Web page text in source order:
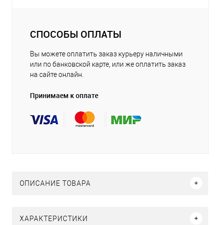
СПОСОБЫ ОПЛАТЫ
Вы можете оплатить заказ курьеру наличными
или по банковской карте, или же оплатить заказ
на сайте онлайн.
Принимаем к оплате
ОПИСАНИЕ ТОВАРА
ХАРАКТЕРИСТИКИ